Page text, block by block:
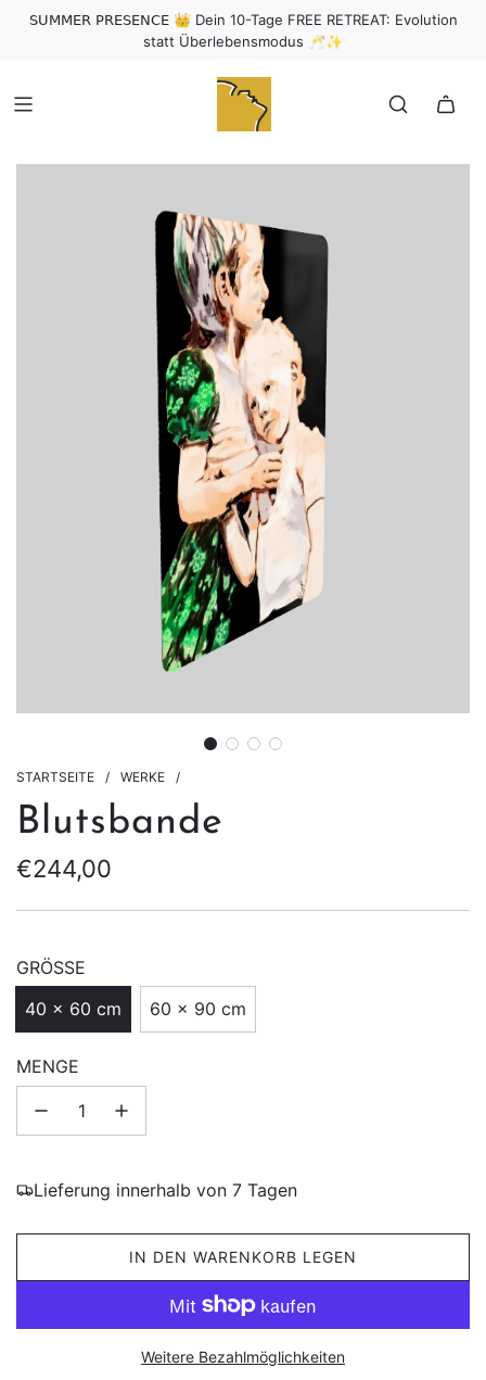
𝖲𝖴𝖬𝖬𝖤𝖱 𝖯𝖱𝖤𝖲𝖤𝖭𝖢𝖤 👑 Dein 10-Tage FREE RETREAT: Evolution
statt Überlebensmodus 🥂✨
STARTSEITE / WERKE /
Blutsbande
Sonderpreis
Regulärer
€244,00
GRÖSSE
40 × 60 cm
60 × 90 cm
MENGE
Lieferung innerhalb von 7 Tagen
L
A
E
IN DEN WARENKORB LEGEN
Weitere Bezahlmöglichkeiten